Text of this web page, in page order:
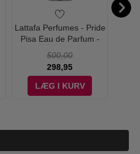
Lattafa Perfumes - Pride
Pisa Eau de Parfum -
500,00
298,95
LÆG I KURV